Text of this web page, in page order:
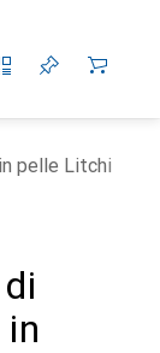
pelle Litchi